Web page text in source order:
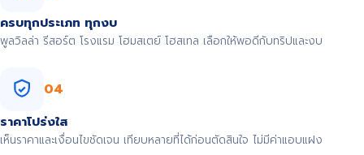
ครบทุกประเภท ทุกงบ
พูลวิลล่า รีสอร์ต โรงแรม โฮมสเตย์ โฮสเทล เลือกให้พอดีกับทริปและงบ
04
ราคาโปร่งใส
เห็นราคาและเงื่อนไขชัดเจน เทียบหลายที่ได้ก่อนตัดสินใจ ไม่มีค่าแอบแฝง